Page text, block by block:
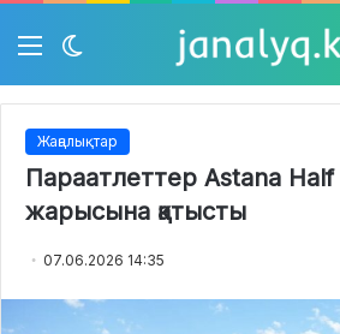
Мәзір
skin
Жаңалықтар
Параатлеттер Astana
жарысына қатысты
07.06.2026 14:35